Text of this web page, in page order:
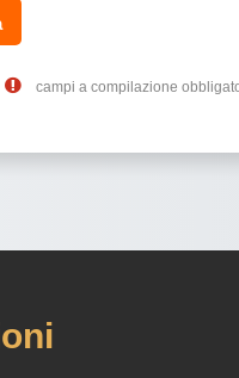
campi a compilazione